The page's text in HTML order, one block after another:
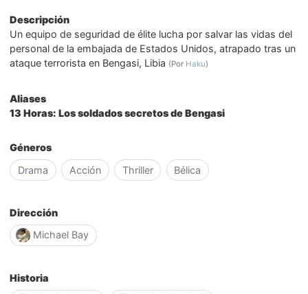
Descripción
Un equipo de seguridad de élite lucha por salvar las vidas del
personal de la embajada de Estados Unidos, atrapado tras un
ataque terrorista en Bengasi, Libia (Por Haku)
Aliases
13 Horas: Los soldados secretos de Bengasi
Géneros
Drama
Acción Thriller Bélica
Dirección
Michael Bay
Historia